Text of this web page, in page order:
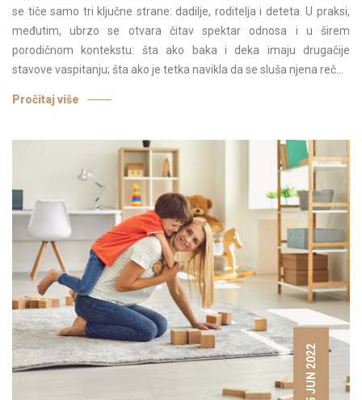
se tiče samo tri ključne strane: dadilje, roditelja i deteta. U praksi,
međutim, ubrzo se otvara čitav spektar odnosa i u širem
porodičnom kontekstu: šta ako baka i deka imaju drugačije
stavove vaspitanju; šta ako je tetka navikla da se sluša njena reč...
Pročitaj više
15 JUN 2022